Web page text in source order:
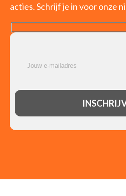
acties. Schrijf je in voor onze